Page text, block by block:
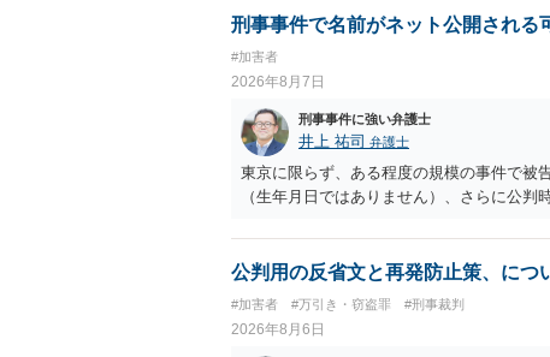
刑事事件で名前がネット公開される
#加害者
2026年8月7日
刑事事件に強い弁護士
井上 祐司 弁護士
東京に限らず、ある程度の規模の事件で被
（生年月日ではありません）、さらに公
公判用の反省文と再発防止策、につ
#加害者 #万引き・窃盗罪 #刑事裁判
2026年8月6日